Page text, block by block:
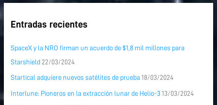
Entradas recientes
SpaceX y la NRO firman un acuerdo de $1,8 mil millones para
Starshield 22/03/2024
Startical adquiere nuevos satélites de prueba 18/03/2024
Interlune: Pioneros en la extracción lunar de Helio-3 13/03/2024